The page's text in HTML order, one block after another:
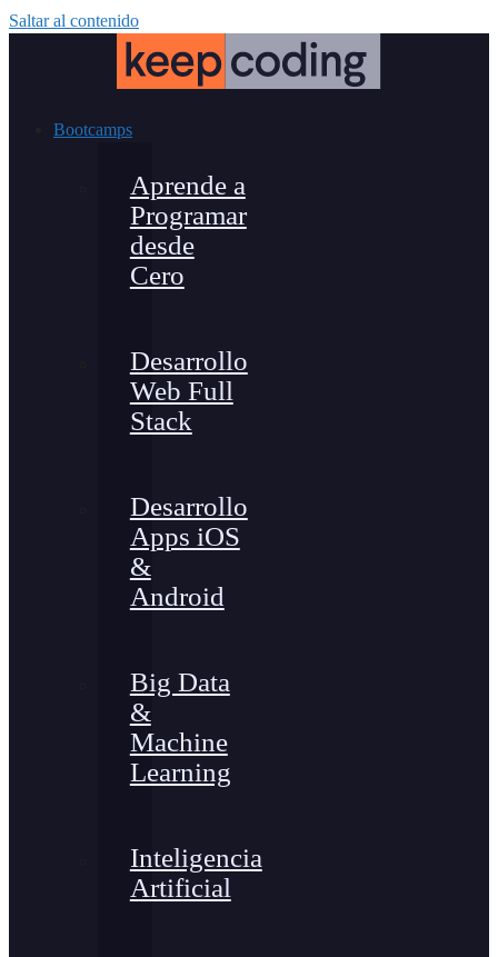
Saltar al contenido
Bootcamps
Aprende a
Programar
desde
Cero
Desarrollo
Web Full
Stack
Desarrollo
Apps iOS
&
Android
Big Data
&
Machine
Learning
Inteligencia
Artificial